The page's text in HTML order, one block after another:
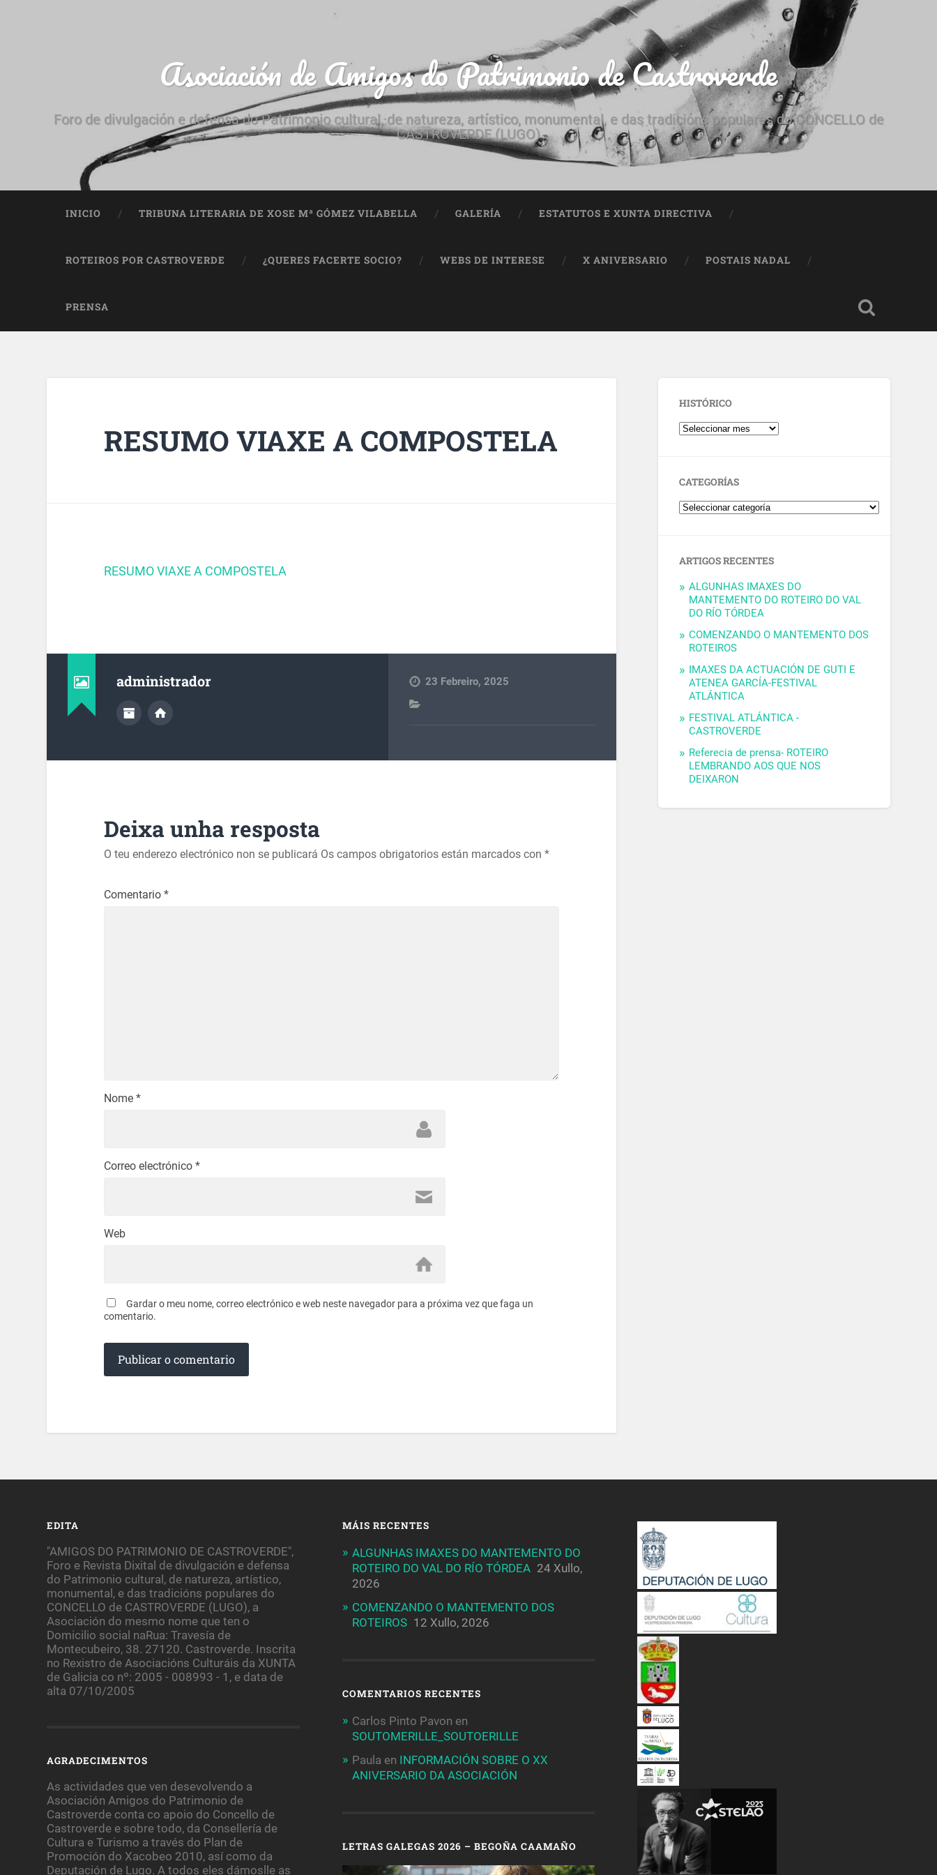
Asociación de Amigos do Patrimonio de Castroverde
Foro de divulgación e defensa do Patrimonio cultural, de natureza, artístico, monumental, e das tradicións populares do CONCELLO de
CASTROVERDE (LUGO)
INICIO TRIBUNA LITERARIA DE XOSE Mª GÓMEZ VILABELLA GALERÍA ESTATUTOS E XUNTA DIRECTIVA
ROTEIROS POR CASTROVERDE ¿QUERES FACERTE SOCIO? WEBS DE INTERESE X ANIVERSARIO POSTAIS NADAL
PRENSA
RESUMO VIAXE A COMPOSTELA
RESUMO VIAXE A COMPOSTELA
administrador 23 Febreiro, 2025
Deixa unha resposta
O teu enderezo electrónico non se publicará Os campos obrigatorios están marcados con *
Comentario *
Nome *
Correo electrónico *
Web
Gardar o meu nome, correo electrónico e web neste navegador para a próxima vez que faga un
comentario.
HISTÓRICO
CATEGORÍAS
ARTIGOS RECENTES
ALGUNHAS IMAXES DO
MANTEMENTO DO ROTEIRO DO VAL
DO RÍO TÓRDEA
COMENZANDO O MANTEMENTO DOS
ROTEIROS
IMAXES DA ACTUACIÓN DE GUTI E
ATENEA GARCÍA-FESTIVAL
ATLÁNTICA
FESTIVAL ATLÁNTICA -
CASTROVERDE
Referecia de prensa- ROTEIRO
LEMBRANDO AOS QUE NOS
DEIXARON
EDITA
"AMIGOS DO PATRIMONIO DE CASTROVERDE",
Foro e Revista Dixital de divulgación e defensa
do Patrimonio cultural, de natureza, artístico,
monumental, e das tradicións populares do
CONCELLO de CASTROVERDE (LUGO), a
Asociación do mesmo nome que ten o
Domicilio social naRua: Travesía de
Montecubeiro, 38. 27120. Castroverde. Inscrita
no Rexistro de Asociacións Culturáis da XUNTA
de Galicia co nº: 2005 - 008993 - 1, e data de
alta 07/10/2005
AGRADECIMENTOS
As actividades que ven desevolvendo a
Asociación Amigos do Patrimonio de
Castroverde conta co apoio do Concello de
Castroverde e sobre todo, da Consellería de
Cultura e Turismo a través do Plan de
Promoción do Xacobeo 2010, así como da
Deputación de Lugo. A todos eles dámoslle as
MÁIS RECENTES
ALGUNHAS IMAXES DO MANTEMENTO DO
ROTEIRO DO VAL DO RÍO TÓRDEA 24 Xullo,
2026
COMENZANDO O MANTEMENTO DOS
ROTEIROS 12 Xullo, 2026
COMENTARIOS RECENTES
Carlos Pinto Pavon en
SOUTOMERILLE_SOUTOERILLE
Paula en INFORMACIÓN SOBRE O XX
ANIVERSARIO DA ASOCIACIÓN
LETRAS GALEGAS 2026 – BEGOÑA CAAMAÑO